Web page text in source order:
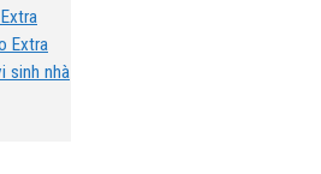
Extra
sinh nhà